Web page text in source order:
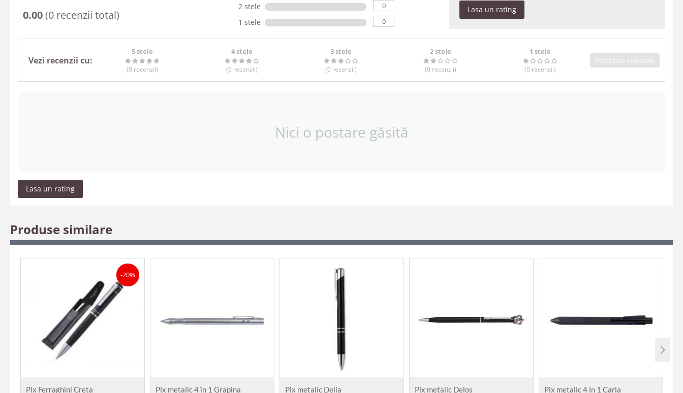
0.00(0 recenzii total)
2 stele 0
1 stele 0
Lasa un rating
Vezi recenzii cu:
5 stele
(0 recenzii)
4 stele
(0 recenzii)
3 stele
(0 recenzii)
2 stele
(0 recenzii)
1 stele
(0 recenzii)
Vezi toate recenziile
Nici o postare găsită
Lasa un rating
Produse similare
-20%
Pix Ferraghini Creta Pix metalic 4 în 1 Grapina Pix metalic Delia Pix metalic Delos Pix metalic 4 in 1 Carla